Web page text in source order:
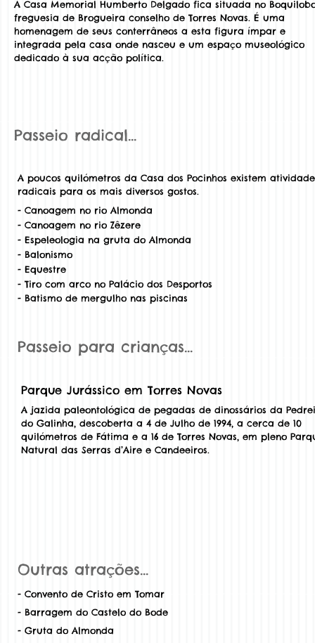
A Casa Memorial Humberto Delgado fica situada no
freguesia de Brogueira conselho de Torres Novas. É uma
homenagem de seus conterrâneos a esta figura ímpar e
integrada pela casa onde nasceu e um espaço museológico
dedicado à sua acção política.
A poucos quilómetros da Casa dos Pocinhos existem
radicais para os mais diversos gostos.
- Canoagem no rio Almonda
- Canoagem no rio Zêzere
- Espeleologia na gruta do Almonda
- Balonismo
- Equestre
- Tiro com arco no Palácio dos Desportos
- Batismo de mergulho nas piscinas
Passeio para crianças…
Parque Jurássico em Torres Novas
A jazida paleontológica de pegadas de dinossários da
do Galinha, descoberta a 4 de Julho de 1994, a cerca de 10
quilómetros de Fátima e a 16 de Torres Novas, em pleno
Natural das Serras d’Aire e Candeeiros.
- Barragem do Castelo do Bode
- Convento de Cristo em Tomar
- Gruta do Almonda
Outras atrações…
Passeio radical…